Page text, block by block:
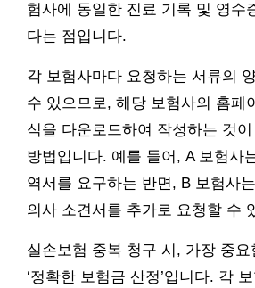
험사에 동일한 진료 기록 및 영수
다는 점입니다.
각 보험사마다 요청하는 서류의
수 있으므로, 해당 보험사의 홈페
식을 다운로드하여 작성하는 것
방법입니다. 예를 들어, A 보험사
역서를 요구하는 반면, B 보험사
의사 소견서를 추가로 요청할 수
실손보험 중복 청구 시, 가장 중
‘정확한 보험금 산정’입니다. 각